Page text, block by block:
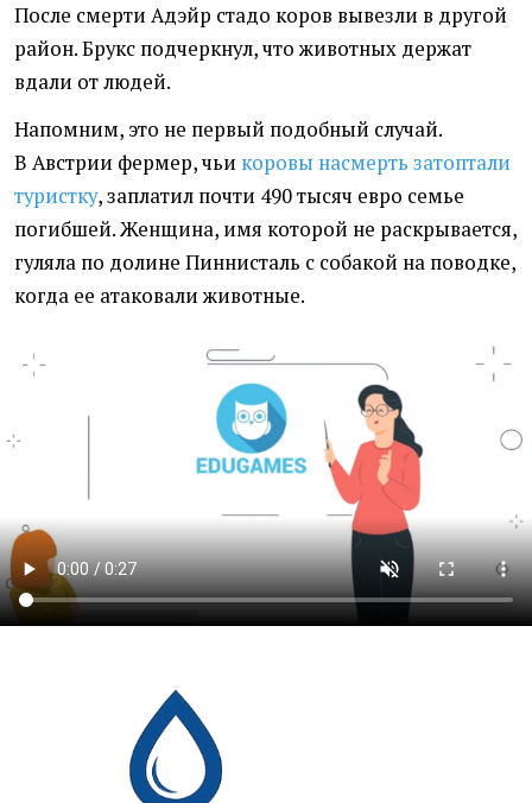
После смерти Адэйр стадо коров вывезли в другой
район. Брукс подчеркнул, что животных держат
вдали от людей.
Напомним, это не первый подобный случай.
В Австрии фермер, чьи коровы насмерть затоптали
туристку, заплатил почти 490 тысяч евро семье
погибшей. Женщина, имя которой не раскрывается,
гуляла по долине Пиннисталь с собакой на поводке,
когда ее атаковали животные.